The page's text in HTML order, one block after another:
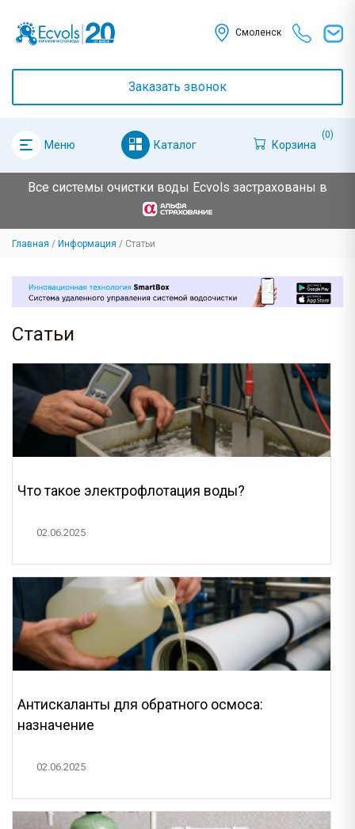
Смоленск
Заказать звонок
Меню Каталог Корзина
(0)
Все системы очистки воды Ecvols застрахованы в
Главная Информация Статьи
Статьи
Что такое электрофлотация воды?
02.06.2025
Антискаланты для обратного осмоса:
назначение
02.06.2025